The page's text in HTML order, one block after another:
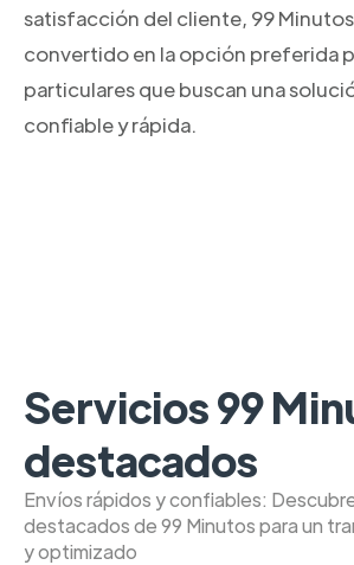
satisfacción del cliente, 99 Minutos
convertido en la opción preferida
particulares que buscan una
confiable y rápida.
Servicios 99
destacados
Envíos rápidos y confiables:
destacados de 99 Minutos para un
y optimizado